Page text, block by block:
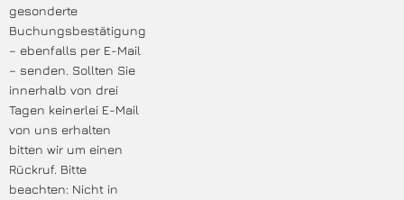
gesonderte
Buchungsbestätigung
– ebenfalls per E-Mail
– senden. Sollten Sie
innerhalb von drei
Tagen keinerlei E-Mail
von uns erhalten
bitten wir um einen
Rückruf. Bitte
beachten: Nicht in